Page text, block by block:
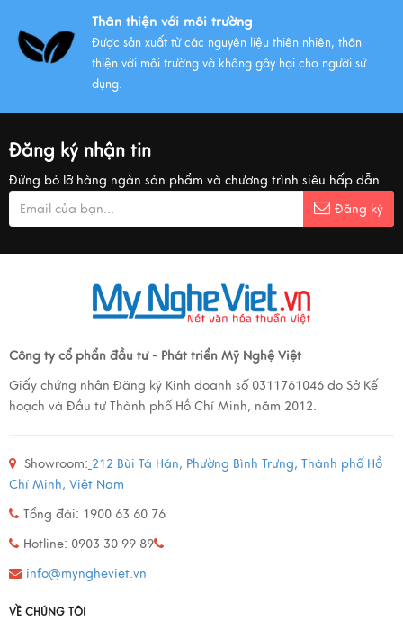
Thân thiện với môi trường
Được sản xuất từ các nguyên liệu thiên nhiên, thân
thiện với môi trường và không gây hại cho người sử
dụng.
Đăng ký nhận tin
Đừng bỏ lỡ hàng ngàn sản phẩm và chương trình siêu hấp dẫn
Đăng ký
Công ty cổ phẩn đầu tư - Phát triển Mỹ Nghệ Việt
Giấy chứng nhận Đăng ký Kinh doanh số 0311761046 do Sở Kế
hoạch và Đầu tư Thành phố Hồ Chí Minh, năm 2012.
Showroom: 212 Bùi Tá Hán, Phường Bình Trưng, Thành phố Hồ
Chí Minh, Việt Nam
Tổng đài: 1900 63 60 76
Hotline: 0903 30 99 89
info@myngheviet.vn
VỀ CHÚNG TÔI